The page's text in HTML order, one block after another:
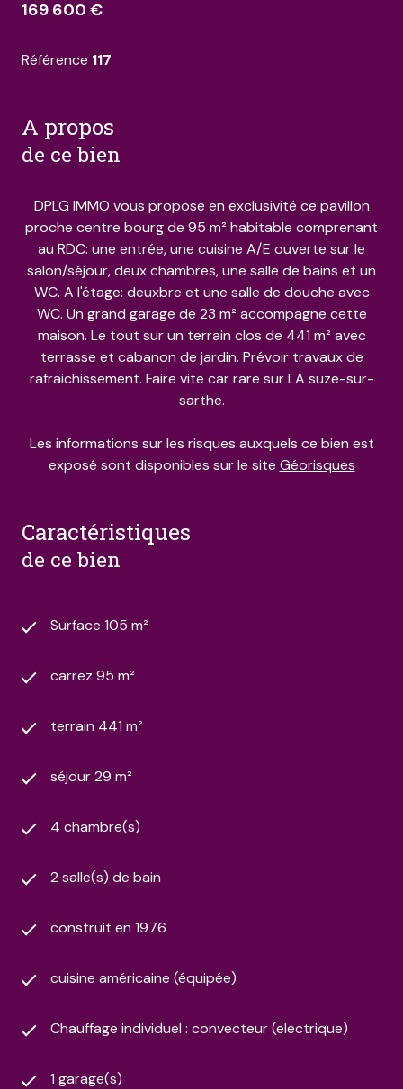
169 600 €
Référence 117
a propos
de ce bien
DPLG IMMO vous propose en exclusivité ce pavillon
proche centre bourg de 95 m² habitable comprenant
au RDC: une entrée, une cuisine A/E ouverte sur le
salon/séjour, deux chambres, une salle de bains et un
WC. A l'étage: deuxbre et une salle de douche avec
WC. Un grand garage de 23 m² accompagne cette
maison. Le tout sur un terrain clos de 441 m² avec
terrasse et cabanon de jardin. Prévoir travaux de
rafraichissement. Faire vite car rare sur LA suze-sur-
sarthe.
Les informations sur les risques auxquels ce bien est
exposé sont disponibles sur le site Géorisques
caractéristiques
de ce bien
Surface 105 m²
carrez 95 m²
terrain 441 m²
séjour 29 m²
4 chambre(s)
2 salle(s) de bain
construit en 1976
cuisine américaine (équipée)
Chauffage individuel : convecteur (electrique)
1 garage(s)